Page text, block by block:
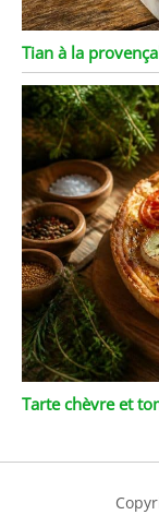
Tian à la
Tarte chèvre et